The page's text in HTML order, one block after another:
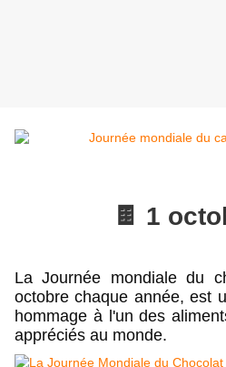
🍫 1
La Journée mondiale du
octobre chaque année, est
hommage à l'un des
appréciés au monde.